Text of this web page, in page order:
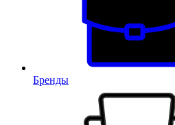
Бренды